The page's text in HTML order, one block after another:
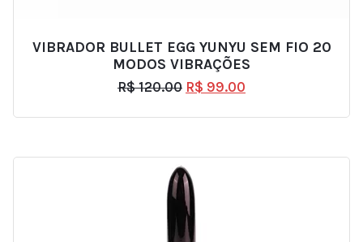
VIBRADOR BULLET EGG YUNYU SEM FIO 20
MODOS VIBRAÇÕES
R$120.00 R$ 99.00